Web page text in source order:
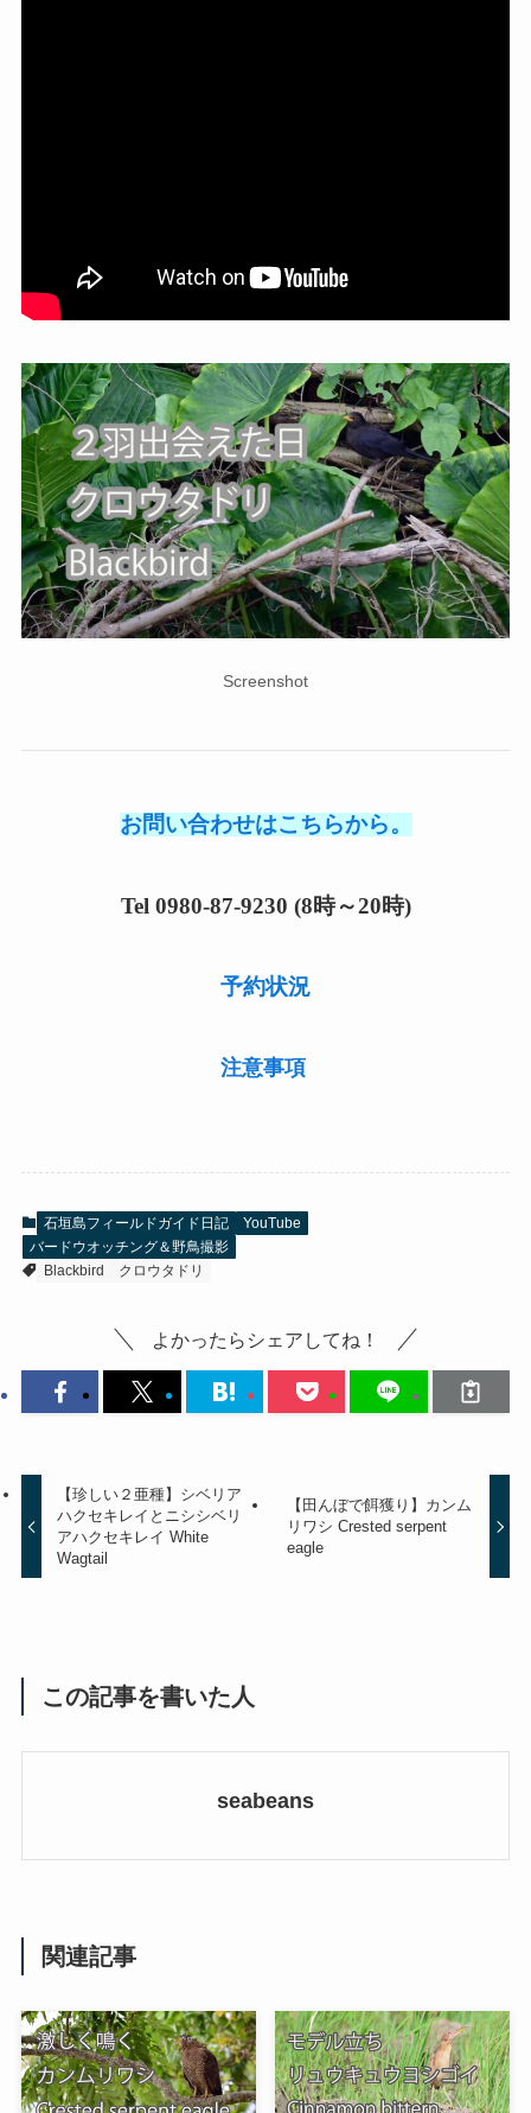
Screenshot
お問い合わせはこちらから。
Tel 0980-87-9230 (8時～20時)
予約状況
注意事項
石垣島フィールドガイド日記
YouTube
バードウオッチング＆野鳥撮影
Blackbird
クロウタドリ
よかったらシェアしてね！
【珍しい２亜種】シベリア
ハクセキレイとニシシベリ
アハクセキレイ White
Wagtail
【田んぼで餌獲り】カンム
リワシ Crested serpent
eagle
この記事を書いた人
seabeans
関連記事